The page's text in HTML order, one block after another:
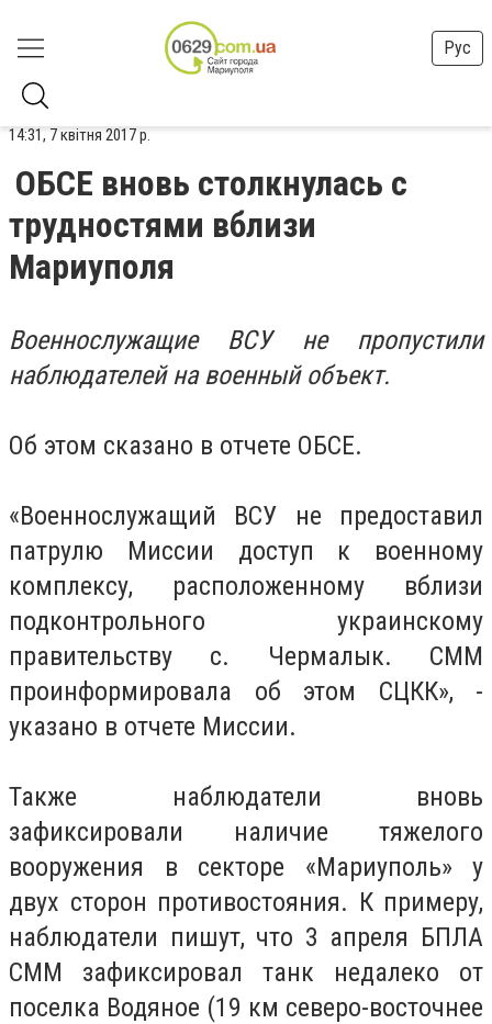
Рус
14:31, 7 квітня 2017 р.
ОБСЕ вновь столкнулась с
трудностями вблизи
Мариуполя
Военнослужащие ВСУ не пропустили
наблюдателей на военный объект.
Об этом сказано в отчете ОБСЕ.
«Военнослужащий ВСУ не предоставил
патрулю Миссии доступ к военному
комплексу, расположенному вблизи
подконтрольного украинскому
правительству с. Чермалык. СММ
проинформировала об этом СЦКК», -
указано в отчете Миссии.
Также наблюдатели вновь
зафиксировали наличие тяжелого
вооружения в секторе «Мариуполь» у
двух сторон противостояния. К примеру,
наблюдатели пишут, что 3 апреля БПЛА
СММ зафиксировал танк недалеко от
поселка Водяное (19 км северо-восточнее